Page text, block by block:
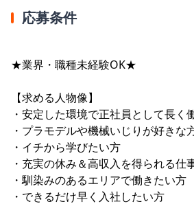
応募条件
★業界・職種未経験OK★
【求める人物像】
・安定した環境で正社員として長く
・プラモデルや機械いじりが好きな
・イチから学びたい方
・充実の休み＆高収入を得られる仕
・馴染みのあるエリアで働きたい方
・できるだけ早く入社したい方